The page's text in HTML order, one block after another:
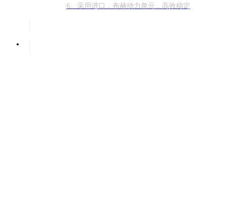
6、采用进口，布赫动力单元，高效稳定